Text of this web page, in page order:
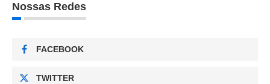
Nossas Redes
FACEBOOK
TWITTER